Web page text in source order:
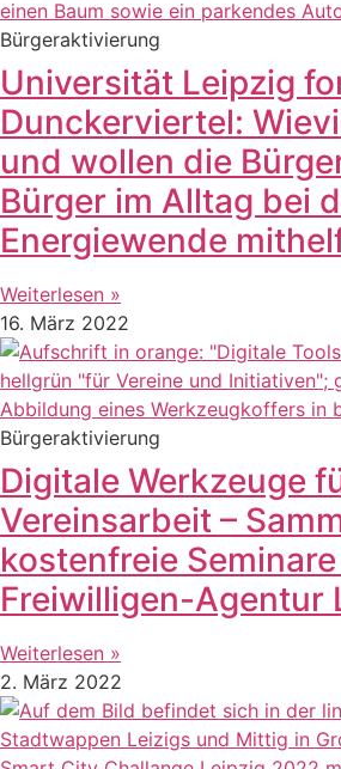
Bürgeraktivierung
Universität Leipzig
Dunckerviertel:
und wollen die
Bürger im Alltag bei
Energiewende
Weiterlesen »
16. März 2022
Bürgeraktivierung
Digitale Werkzeuge
Vereinsarbeit –
kostenfreie
Freiwilligen-Agentur
Weiterlesen »
2. März 2022